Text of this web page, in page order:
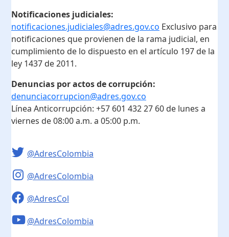
Notificaciones judiciales:
notificaciones.judiciales@adres.gov.co Exclusivo para
notificaciones que provienen de la rama judicial, en
cumplimiento de lo dispuesto en el artículo 197 de la
ley 1437 de 2011.
Denuncias por actos de corrupción:
denunciacorrupcion@adres.gov.co
Línea Anticorrupción: +57 601 432 27 60 de lunes a
viernes de 08:00 a.m. a 05:00 p.m.
@AdresColombia
@AdresColombia
@AdresCol
@AdresColombia